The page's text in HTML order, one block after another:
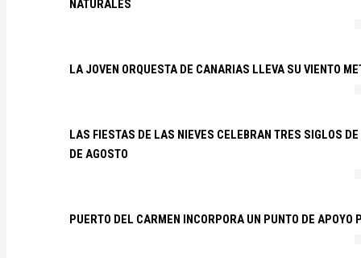
NATURALES
LA JOVEN ORQUESTA DE CANARIAS LLEVA SU VIENTO
LAS FIESTAS DE LAS NIEVES CELEBRAN TRES SIGLOS
DE AGOSTO
PUERTO DEL CARMEN INCORPORA UN PUNTO DE